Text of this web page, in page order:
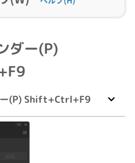
ダー(P)
ー(P) Shift+Ctrl+F9